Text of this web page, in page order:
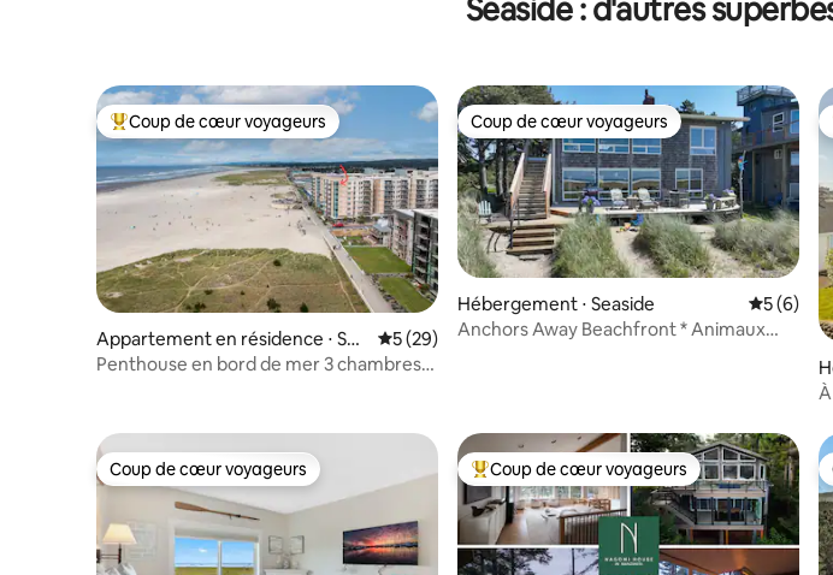
Seaside : d'autres
Coups de cœur voyageurs les plus appréciés
Coup de cœur voyageurs
Appartement en résidence ⋅ Sea
side
Évaluation moyenne sur la base de 29 commentaires :
5 (29)
Penthouse en bord de mer 3 chambres
Coup de cœur voyageurs
Coup de cœur voyageurs
Hébergement ⋅ Seaside
5 (6)
Anchors Away Beachfront * Animaux
Coup de cœur voyageurs
Coup de cœur voyageurs Coups de cœur voyageurs les plus appréciés
Coup de cœur voyageurs